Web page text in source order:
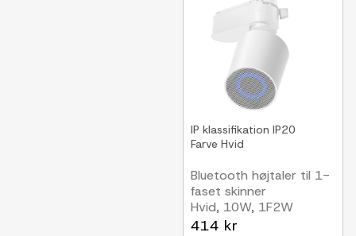
IP klassifikation IP20
Farve Hvid
Bluetooth højtaler til 1-
faset skinner
Hvid, 10W, 1F2W
414 kr